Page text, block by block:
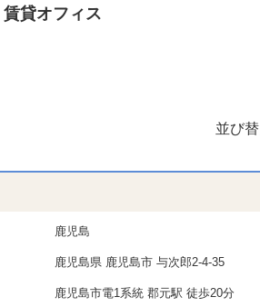
賃貸オフィス
並び替
鹿児島
鹿児島県 鹿児島市与次郎2-4-35
鹿児島市電1系統 郡元駅 徒歩20分